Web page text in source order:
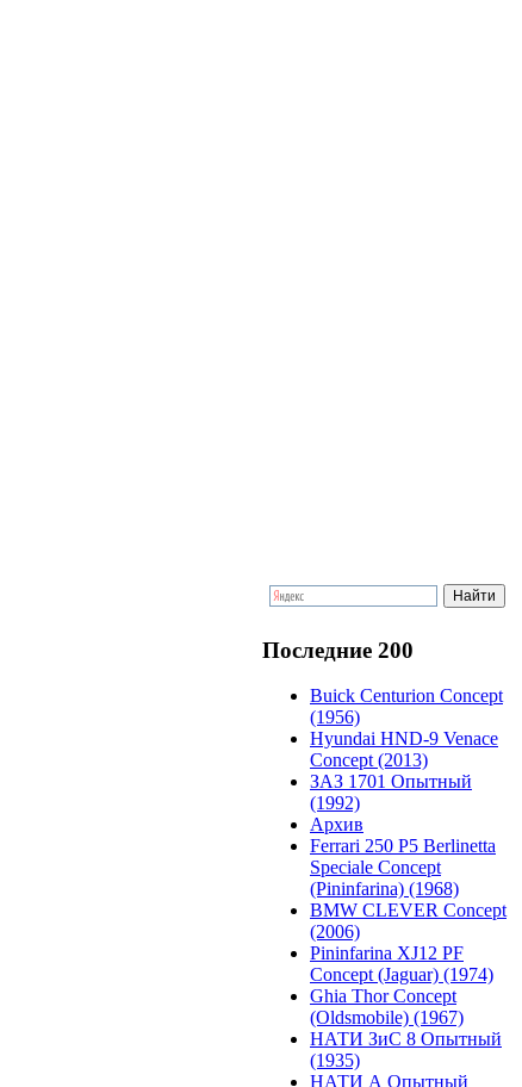
Последние 200
Buick Centurion Concept
(1956)
Hyundai HND-9 Venace
Concept (2013)
ЗАЗ 1701 Опытный
(1992)
Архив
Ferrari 250 P5 Berlinetta
Speciale Concept
(Pininfarina) (1968)
BMW CLEVER Concept
(2006)
Pininfarina XJ12 PF
Concept (Jaguar) (1974)
Ghia Thor Concept
(Oldsmobile) (1967)
НАТИ ЗиС 8 Опытный
(1935)
НАТИ А Опытный